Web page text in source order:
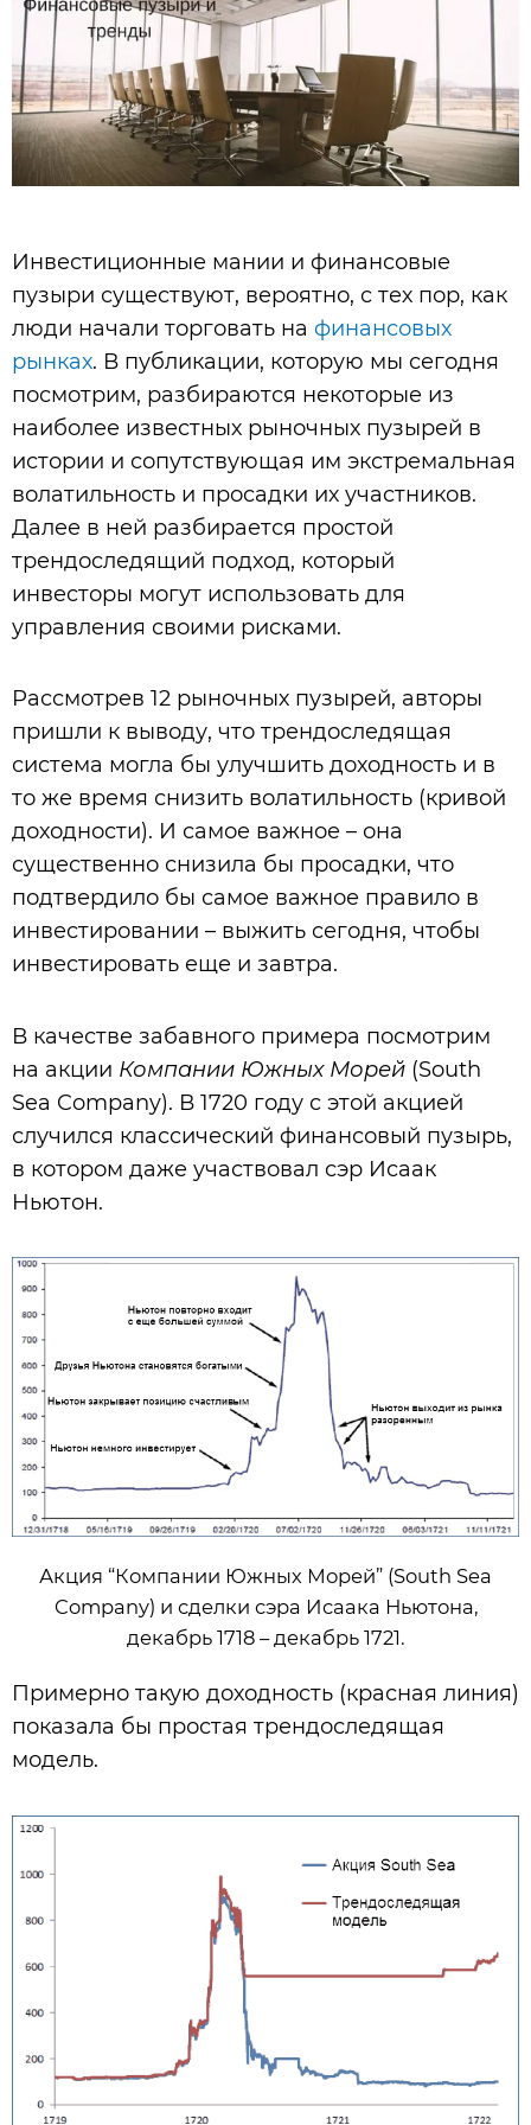
Инвестиционные мании и финансовые
пузыри существуют, вероятно, с тех пор, как
люди начали торговать на финансовых
рынках. В публикации, которую мы сегодня
посмотрим, разбираются некоторые из
наиболее известных рыночных пузырей в
истории и сопутствующая им экстремальная
волатильность и просадки их участников.
Далее в ней разбирается простой
трендоследящий подход, который
инвесторы могут использовать для
управления своими рисками.
Рассмотрев 12 рыночных пузырей, авторы
пришли к выводу, что трендоследящая
система могла бы улучшить доходность и в
то же время снизить волатильность (кривой
доходности). И самое важное – она
существенно снизила бы просадки, что
подтвердило бы самое важное правило в
инвестировании – выжить сегодня, чтобы
инвестировать еще и завтра.
В качестве забавного примера посмотрим
на акции Компании Южных Морей (South
Sea Company). В 1720 году с этой акцией
случился классический финансовый пузырь,
в котором даже участвовал сэр Исаак
Ньютон.
Акция “Компании Южных Морей” (South Sea
Company) и сделки сэра Исаака Ньютона,
декабрь 1718 – декабрь 1721.
Примерно такую доходность (красная линия)
показала бы простая трендоследящая
модель.